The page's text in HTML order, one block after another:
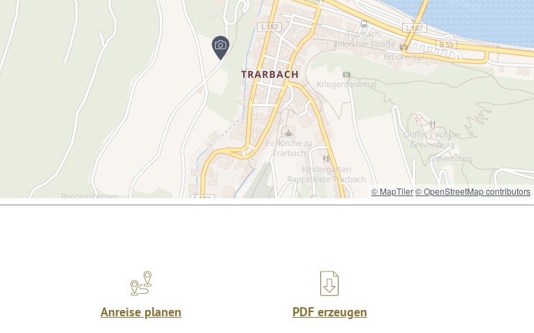
© MapTiler© OpenStreetMap contributors
Anreise planen PDF erzeugen